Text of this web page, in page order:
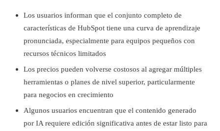
Los usuarios informan que el conjunto completo de
características de HubSpot tiene una curva de aprendizaje
pronunciada, especialmente para equipos pequeños con
recursos técnicos limitados
Los precios pueden volverse costosos al agregar múltiples
herramientas o planes de nivel superior, particularmente
para negocios en crecimiento
Algunos usuarios encuentran que el contenido generado
por IA requiere edición significativa antes de estar listo para